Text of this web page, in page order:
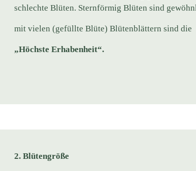
schlechte Blüten. Sternförmig Blüten sind
mit vielen (gefüllte Blüte) Blütenblättern sind die
„Höchste Erhabenheit“.
2. Blütengröße